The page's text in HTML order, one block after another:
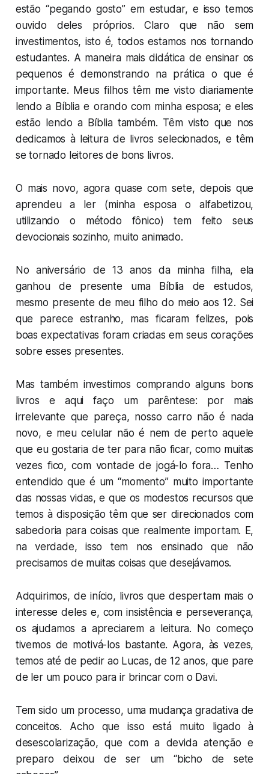
estão “pegando gosto” em estudar, e isso temos
ouvido deles próprios. Claro que não sem
investimentos, isto é, todos estamos nos tornando
estudantes. A maneira mais didática de ensinar os
pequenos é demonstrando na prática o que é
importante. Meus filhos têm me visto diariamente
lendo a Bíblia e orando com minha esposa; e eles
estão lendo a Bíblia também. Têm visto que nos
dedicamos à leitura de livros selecionados, e têm
se tornado leitores de bons livros.
O mais novo, agora quase com sete, depois que
aprendeu a ler (minha esposa o alfabetizou,
utilizando o método fônico) tem feito seus
devocionais sozinho, muito animado.
No aniversário de 13 anos da minha filha, ela
ganhou de presente uma Bíblia de estudos,
mesmo presente de meu filho do meio aos 12. Sei
que parece estranho, mas ficaram felizes, pois
boas expectativas foram criadas em seus corações
sobre esses presentes.
Mas também investimos comprando alguns bons
livros e aqui faço um parêntese: por mais
irrelevante que pareça, nosso carro não é nada
novo, e meu celular não é nem de perto aquele
que eu gostaria de ter para não ficar, como muitas
vezes fico, com vontade de jogá-lo fora… Tenho
entendido que é um “momento” muito importante
das nossas vidas, e que os modestos recursos que
temos à disposição têm que ser direcionados com
sabedoria para coisas que realmente importam. E,
na verdade, isso tem nos ensinado que não
precisamos de muitas coisas que desejávamos.
Adquirimos, de início, livros que despertam mais o
interesse deles e, com insistência e perseverança,
os ajudamos a apreciarem a leitura. No começo
tivemos de motivá-los bastante. Agora, às vezes,
temos até de pedir ao Lucas, de 12 anos, que pare
de ler um pouco para ir brincar com o Davi.
Tem sido um processo, uma mudança gradativa de
conceitos. Acho que isso está muito ligado à
desescolarização, que com a devida atenção e
preparo deixou de ser um “bicho de sete